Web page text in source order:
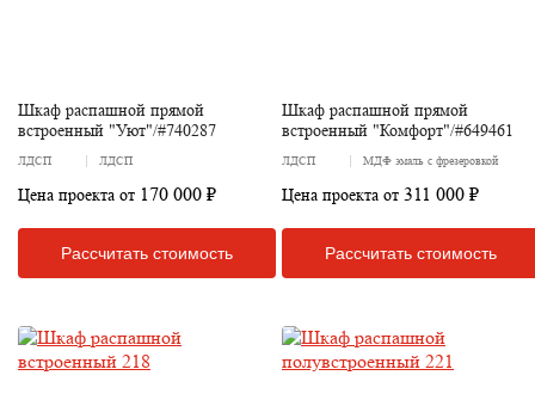
Шкаф распашной прямой
встроенный "Уют"/#740287
ЛДСП ЛДСП
Цена проекта от 170 000 ₽
Рассчитать стоимость
Шкаф распашной прямой
встроенный "Комфорт"/#649461
ЛДСП МДФ эмаль с фрезеровкой
Цена проекта от 311 000 ₽
Рассчитать стоимость